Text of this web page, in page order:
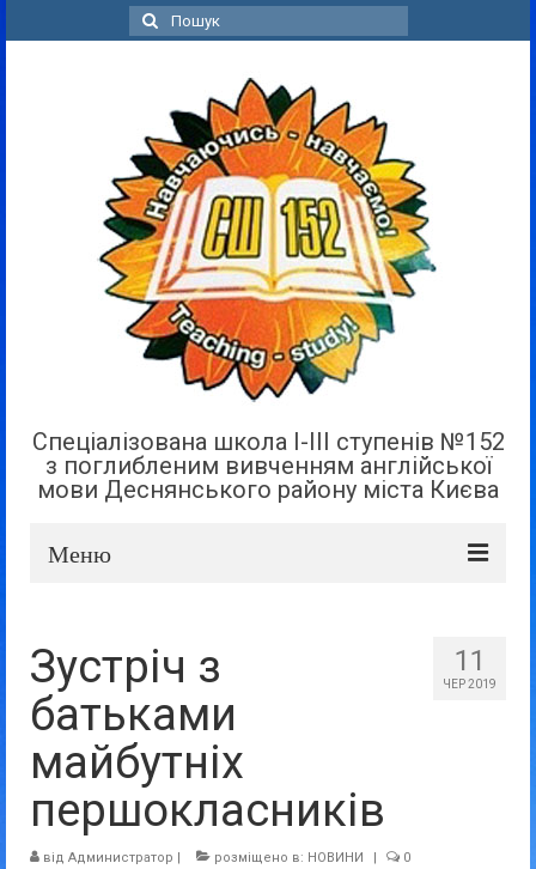
Пошук
для:
Спеціалізована школа І-ІІІ ступенів №152
з поглибленим вивченням англійської
мови Деснянського району міста Києва
Меню
Дошка оголошень
Батькам та учням
Прозорість та відкритість
11
ЧЕР 2019
Зустріч з
батьками
майбутніх
першокласників
від Администратор | розміщено в: НОВИНИ | 0